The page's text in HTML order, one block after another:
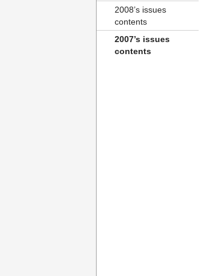
2008’s issues
contents
2007’s issues
contents